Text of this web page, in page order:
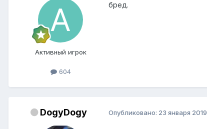
Активный игрок
604
бред.
DogyDogy Опубликовано: 23 января 2019